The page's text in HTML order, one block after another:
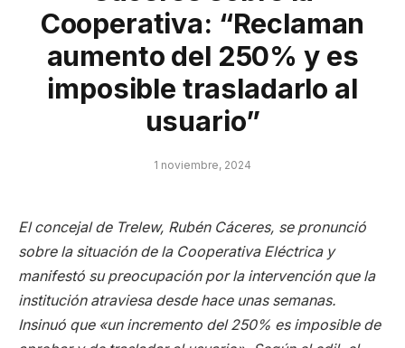
Cooperativa: “Reclaman
aumento del 250% y es
imposible trasladarlo al
usuario”
1 noviembre, 2024
El concejal de Trelew, Rubén Cáceres, se pronunció
sobre la situación de la Cooperativa Eléctrica y
manifestó su preocupación por la intervención que la
institución atraviesa desde hace unas semanas.
Insinuó que «un incremento del 250% es imposible de